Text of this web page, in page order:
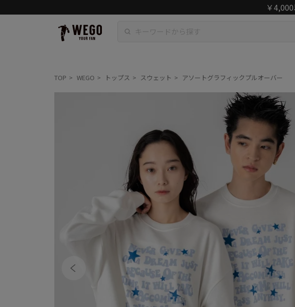
￥
TOP WEGO トップス スウェット アソートグラフィックプルオーバー